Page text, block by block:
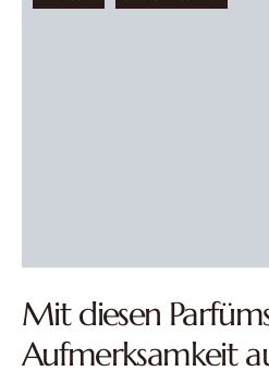
Mit diesen
Aufmerksamkeit